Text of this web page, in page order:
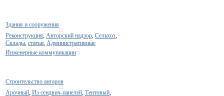
Здания и сооружения
Реконструкция, Авторский надзор, Сельхоз,
Склады, статьи, Административные
Инженерные коммуникации
Строительство ангаров
Арочный, Из сендвич-панелей, Тентовый,